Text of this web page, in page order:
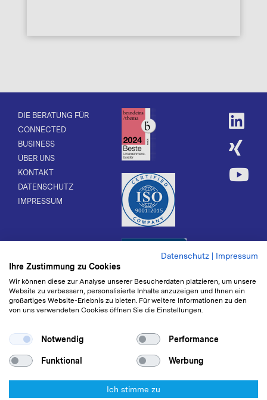
DIE BERATUNG FÜR
CONNECTED
BUSINESS
ÜBER UNS
KONTAKT
DATENSCHUTZ
IMPRESSUM
Datenschutz | Impressum
Ihre Zustimmung zu Cookies
Wir können diese zur Analyse unserer Besucherdaten platzieren, um unsere
Website zu verbessern, personalisierte Inhalte anzuzeigen und Ihnen ein
großartiges Website-Erlebnis zu bieten. Für weitere Informationen zu den
von uns verwendeten Cookies öffnen Sie die Einstellungen.
Notwendig Performance
Funktional Werbung
Ich stimme zu